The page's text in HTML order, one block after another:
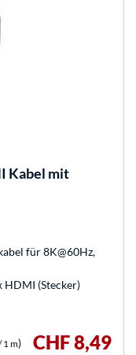
Kabel mit
für 8K@60Hz,
HDMI (Stecker)
1 m) CHF 8,49